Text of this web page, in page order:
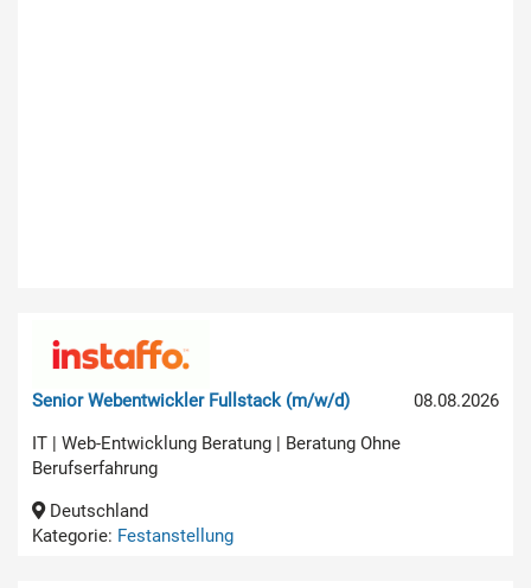
08.08.2026
Senior Webentwickler Fullstack (m/w/d)
IT | Web-Entwicklung Beratung | Beratung Ohne
Berufserfahrung
Deutschland
Kategorie: Festanstellung